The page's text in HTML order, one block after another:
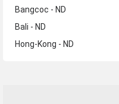
Bangcoc - ND
Bali - ND
Hong-Kong - ND